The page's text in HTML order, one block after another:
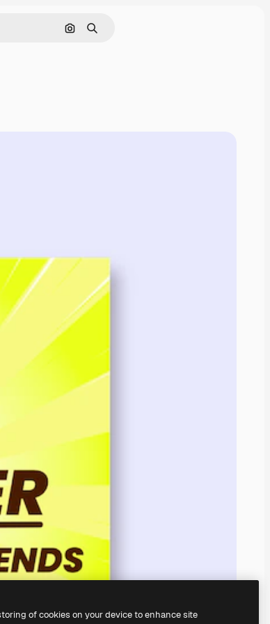
Pesquisar por imagem
Buscar
of cookies on your device to enhance site